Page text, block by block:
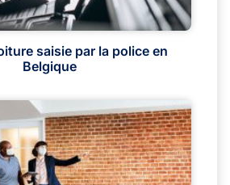
saisie par la police en
Belgique